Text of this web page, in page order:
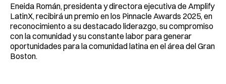
Eneida Román, presidenta y directora ejecutiva de Amplify
LatinX, recibirá un premio en los Pinnacle Awards 2025, en
reconocimiento a su destacado liderazgo, su compromiso
con la comunidad y su constante labor para generar
oportunidades para la comunidad latina en el área del Gran
Boston.